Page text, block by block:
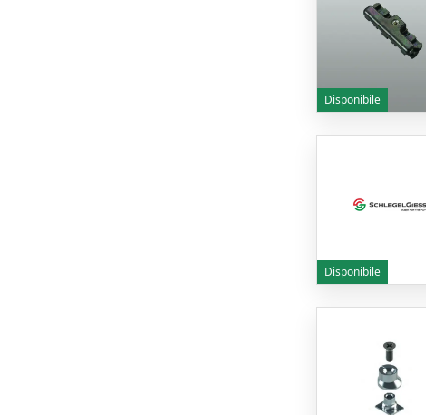
Disponibile
Disponibile